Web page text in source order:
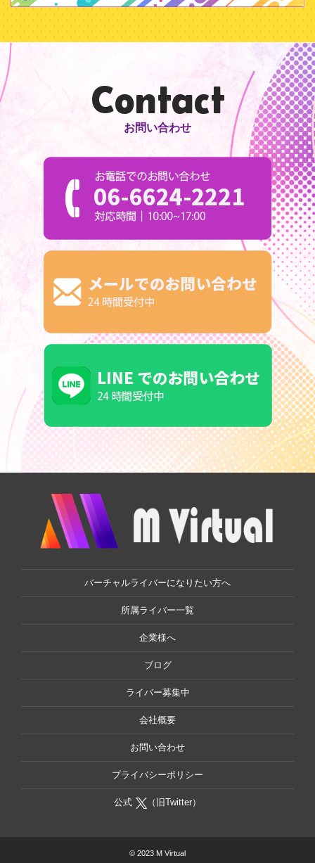
Contact
お問い合わせ
バーチャルライバーになりたい方へ
所属ライバー一覧
企業様へ
ブログ
ライバー募集中
会社概要
お問い合わせ
プライバシーポリシー
公式 （旧Twitter）
© 2023 M Virtual